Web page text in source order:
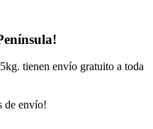
tienen envío gratuito a toda
de envío!